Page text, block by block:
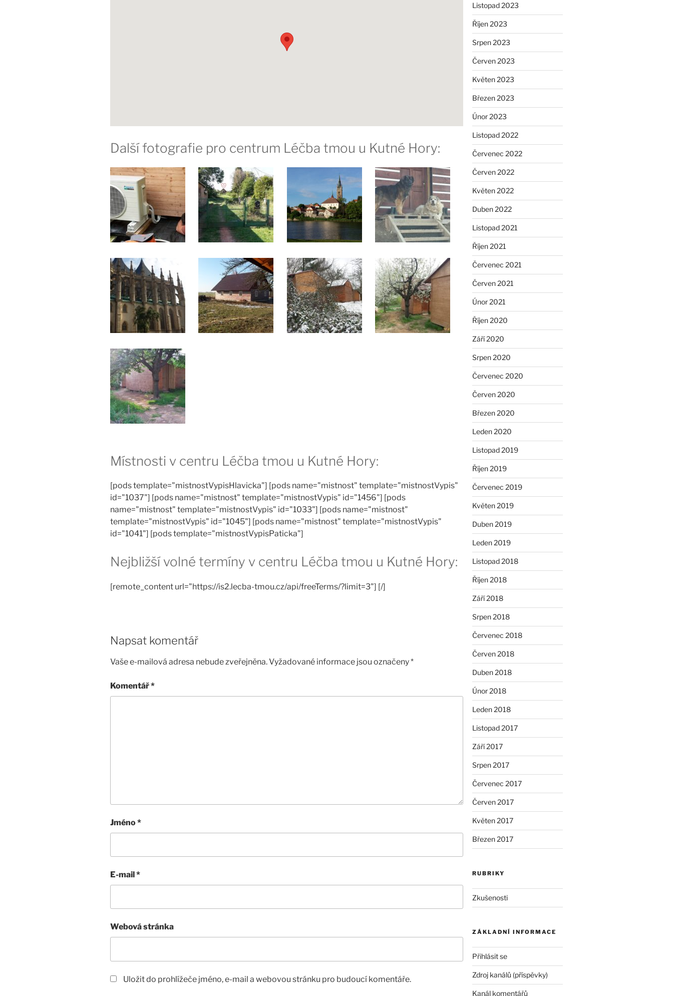
Další fotografie pro centrum Léčba tmou u Kutné Hory:
Místnosti v centru Léčba tmou u Kutné Hory:
[pods template="mistnostVypisHlavicka"] [pods name="mistnost" template="mistnostVypis"
id="1037"] [pods name="mistnost" template="mistnostVypis" id="1456"] [pods
name="mistnost" template="mistnostVypis" id="1033"] [pods name="mistnost"
template="mistnostVypis" id="1045"] [pods name="mistnost" template="mistnostVypis"
id="1041"] [pods template="mistnostVypisPaticka"]
Nejbližší volné termíny v centru Léčba tmou u Kutné Hory:
[remote_content url="https://is2.lecba-tmou.cz/api/freeTerms/?limit=3"] [/]
Napsat komentář
Vaše e-mailová adresa nebude zveřejněna.Vyžadované informace jsou označeny*
Komentář*
Jméno*
E-mail*
Webová stránka
Uložit do prohlížeče jméno, e-mail a webovou stránku pro budoucí komentáře.
Listopad 2023
Říjen 2023
Srpen 2023
Červen 2023
Květen 2023
Březen 2023
Únor 2023
Listopad 2022
Červenec 2022
Červen 2022
Květen 2022
Duben 2022
Listopad 2021
Říjen 2021
Červenec 2021
Červen 2021
Únor 2021
Říjen 2020
Září 2020
Srpen 2020
Červenec 2020
Červen 2020
Březen 2020
Leden 2020
Listopad 2019
Říjen 2019
Červenec 2019
Květen 2019
Duben 2019
Leden 2019
Listopad 2018
Říjen 2018
Září 2018
Srpen 2018
Červenec 2018
Červen 2018
Duben 2018
Únor 2018
Leden 2018
Listopad 2017
Září 2017
Srpen 2017
Červenec 2017
Červen 2017
Květen 2017
Březen 2017
RUBRIKY
Zkušenosti
ZÁKLADNÍ INFORMACE
Přihlásit se
Zdroj kanálů (příspěvky)
Kanál komentářů